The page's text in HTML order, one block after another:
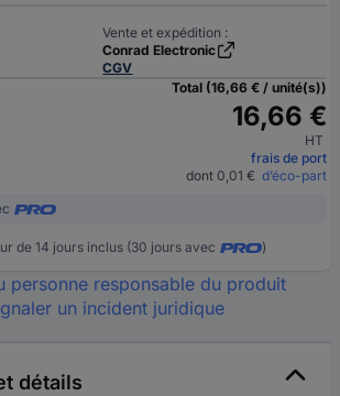
Vente et expédition :
Conrad Electronic
CGV
Total (16,66 € / unité(s))
16,66 €
HT
frais de port
dont 0,01 € d’éco-part
de 14 jours inclus (30 jours avec )
personne responsable du produit
un incident juridique
détails